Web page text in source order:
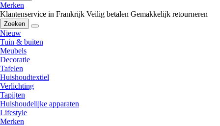
Merken
Klantenservice in Frankrijk Veilig betalen Gemakkelijk retourneren
Zoeken
Nieuw
Tuin & buiten
Meubels
Decoratie
Tafelen
Huishoudtextiel
Verlichting
Tapijten
Huishoudelijke apparaten
Lifestyle
Merken